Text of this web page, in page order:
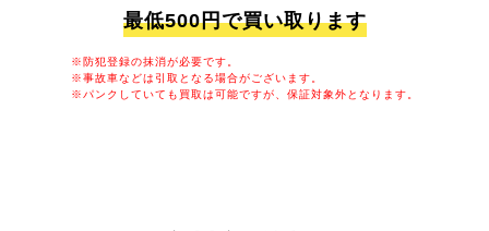
最低500円で買い取ります
※防犯登録の抹消が必要です。
※事故車などは引取となる場合がございます。
※パンクしていても買取は可能ですが、保証対象外となります。